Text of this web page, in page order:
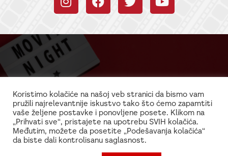
informacijama!
Najnovije vesti iz sveta filma i glume
Koristimo kolačiće na našoj veb stranici da bismo vam
pružili najrelevantnije iskustvo tako što ćemo zapamtiti
vaše željene postavke i ponovljene posete. Klikom na
„Prihvati sve“, pristajete na upotrebu SVIH kolačića.
Međutim, možete da posetite „Podešavanja kolačića“
da biste dali kontrolisanu saglasnost.